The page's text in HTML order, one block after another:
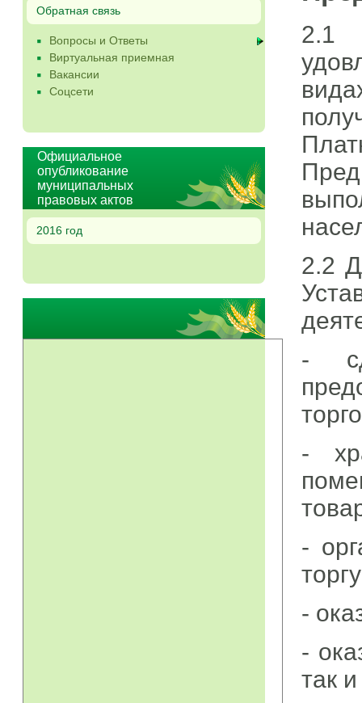
Обратная связь
Вопросы и Ответы
Виртуальная приемная
Вакансии
Соцсети
Официальное
опубликование
муниципальных
правовых актов
2016 год
2.1
2.2
-
-
-
-
-
так